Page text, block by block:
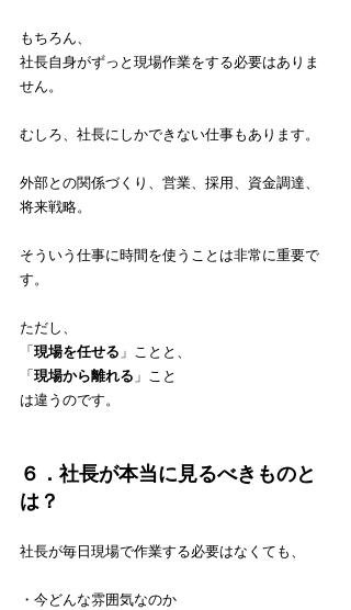
もちろん、
社長自身がずっと現場作業をする必要はありま
せん。
むしろ、社長にしかできない仕事もあります。
外部との関係づくり、営業、採用、資金調達、
将来戦略。
そういう仕事に時間を使うことは非常に重要で
す。
ただし、
「 現場を任せる 」ことと、
「 現場から離れる 」こと
は違うのです。
６．社長が本当に見るべきものと
は？
社長が毎日現場で作業する必要はなくても、
・今どんな雰囲気なのか